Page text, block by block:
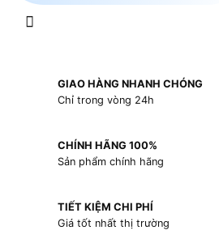
GIAO HÀNG NHANH CHÓNG
Chỉ trong vòng 24h
CHÍNH HÃNG 100%
Sản phẩm chính hãng
TIẾT KIỆM CHI PHÍ
Giá tốt nhất thị trường